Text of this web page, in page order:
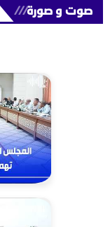
صوت و صورة///